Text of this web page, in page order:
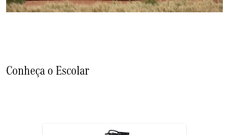
Conheça o Escolar